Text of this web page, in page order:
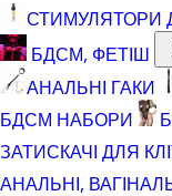
СТИМУЛЯТОРИ
БДСМ, ФЕТІШ
АНАЛЬНІ ГАКИ
БДСМ НАБОРИ
ЗАТИСКАЧІ ДЛЯ
АНАЛЬНІ,